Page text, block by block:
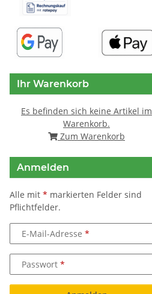
Ihr Warenkorb
Es befinden sich keine Artikel im
Warenkorb.
Zum Warenkorb
Anmelden
Alle mit * markierten Felder sind
Pflichtfelder.
E-Mail-Adresse
Passwort